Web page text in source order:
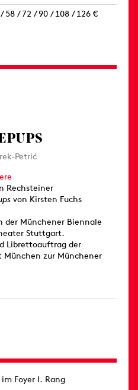
58 / 72 / 90 / 108 / 126 €
Petrić
Rechsteiner
von Kirsten Fuchs
der Münchener Biennale
Stuttgart.
Librettoauftrag der
München zur Münchener
Foyer I. Rang